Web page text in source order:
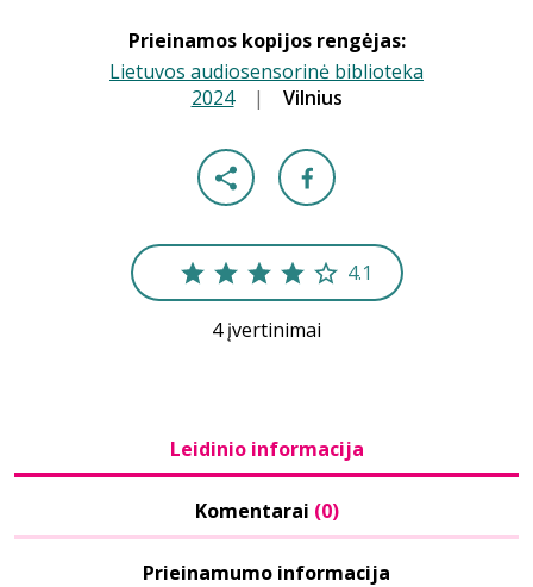
Prieinamos kopijos rengėjas:
Lietuvos audiosensorinė biblioteka
2024 | Vilnius
4.1
4 įvertinimai
Leidinio informacija
Komentarai (0)
Prieinamumo informacija